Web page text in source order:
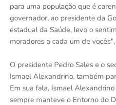
para uma população que é
governador, ao presidente da
estadual da Saúde, levo o
moradores a cada um de
O presidente Pedro Sales e o
Ismael Alexandrino, também
Em sua fala, Ismael
sempre manteve o Entorno do